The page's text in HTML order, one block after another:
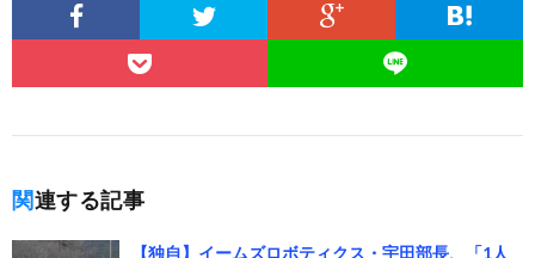
関連する記事
【独自】イームズロボティクス・宇田部長、「1人